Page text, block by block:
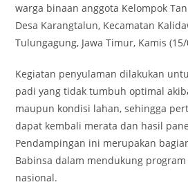
warga binaan anggota Kelompok
Desa Karangtalun, Kecamatan
Tulungagung, Jawa Timur, Kamis
Kegiatan penyulaman dilakukan
padi yang tidak tumbuh optimal
maupun kondisi lahan, sehingga
dapat kembali merata dan hasil
Pendampingan ini merupakan
Babinsa dalam mendukung
nasional.